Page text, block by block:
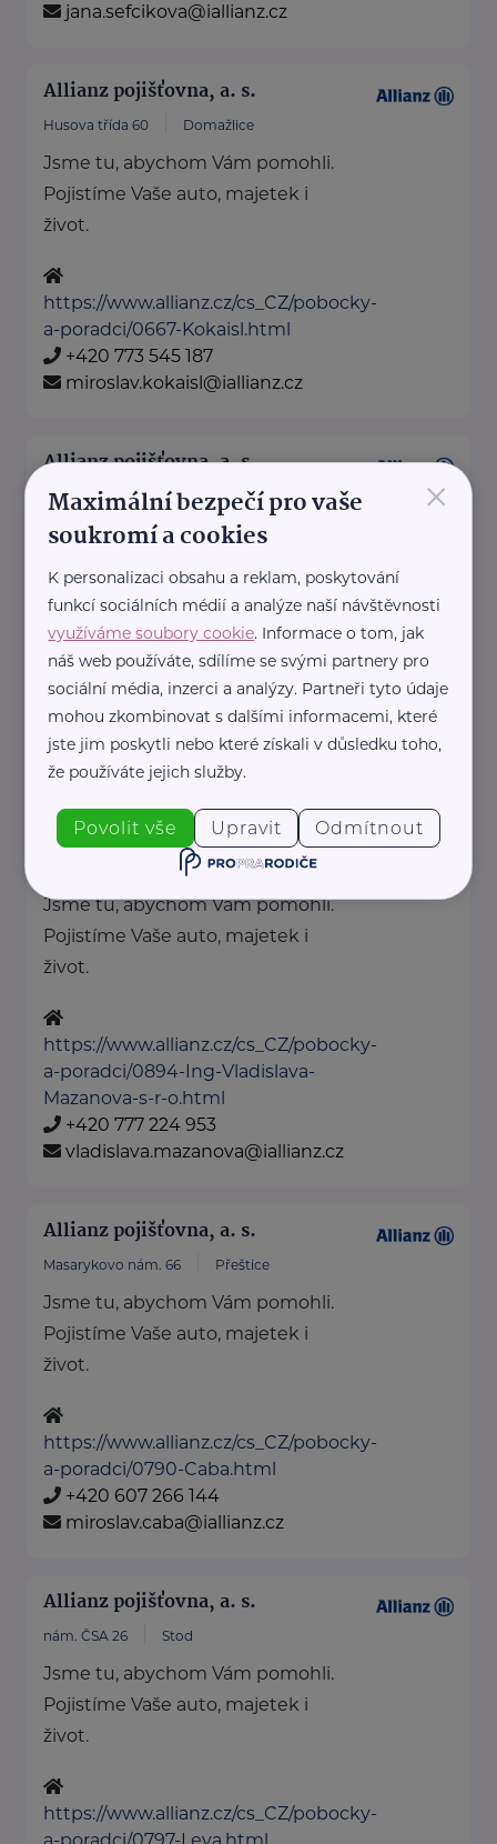
jana.sefcikova@iallianz.cz
Allianz pojišťovna, a. s.
Husova třída 60 Domažlice
Jsme tu, abychom Vám pomohli.
Pojistíme Vaše auto, majetek i
život.
https://www.allianz.cz/cs_CZ/pobocky-
a-poradci/0667-Kokaisl.html
+420 773 545 187
miroslav.kokaisl@iallianz.cz
Allianz pojišťovna, a. s.
Pražská 25 Klatovy
Jsme tu, abychom Vám pomohli.
život.
https://www.allianz.cz/cs_CZ/pobocky-
a-poradci/0732-Kokaisl.html
+420 773 545 187
miroslav.kokaisl@iallianz.cz
Allianz pojišťovna, a. s.
Klatovy
Jsme tu, abychom Vám pomohli.
Pojistíme Vaše auto, majetek i
život.
https://www.allianz.cz/cs_CZ/pobocky-
a-poradci/0894-Ing-Vladislava-
Mazanova-s-r-o.html
+420 777 224 953
vladislava.mazanova@iallianz.cz
Allianz pojišťovna, a. s.
Masarykovo nám. 66 Přeštice
Jsme tu, abychom Vám pomohli.
Pojistíme Vaše auto, majetek i
život.
https://www.allianz.cz/cs_CZ/pobocky-
a-poradci/0790-Caba.html
+420 607 266 144
miroslav.caba@iallianz.cz
Allianz pojišťovna, a. s.
nám. ČSA 26 Stod
Jsme tu, abychom Vám pomohli.
Pojistíme Vaše auto, majetek i
život.
https://www.allianz.cz/cs_CZ/pobocky-
×
Maximální bezpečí pro vaše
soukromí a cookies
K personalizaci obsahu a reklam, poskytování
funkcí sociálních médií a analýze naší návštěvnosti
využíváme soubory cookie. Informace o tom, jak
náš web používáte, sdílíme se svými partnery pro
sociální média, inzerci a analýzy. Partneři tyto údaje
mohou zkombinovat s dalšími informacemi, které
jste jim poskytli nebo které získali v důsledku toho,
že používáte jejich služby.
Povolit vše Upravit Odmítnout